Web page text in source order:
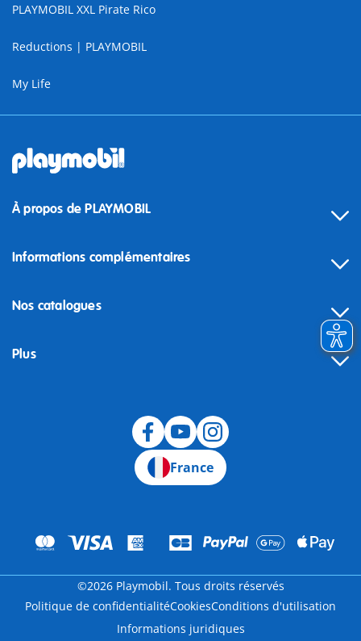
PLAYMOBIL XXL Pirate Rico
Reductions | PLAYMOBIL
My Life
À propos de PLAYMOBIL
Informations complémentaires
Nos catalogues
Plus
France
©2026 Playmobil. Tous droits réservés
Politique de confidentialitéCookiesConditions d'utilisation
Informations juridiques